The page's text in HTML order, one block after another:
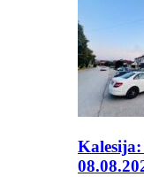
Kalesija: